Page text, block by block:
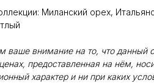
Миланский орех,
ваше внимание на то, что данный
предоставленная на нём,
характер и ни при каких